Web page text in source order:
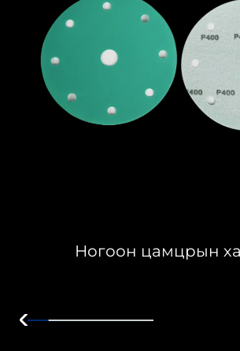
Ногоон цамцрын